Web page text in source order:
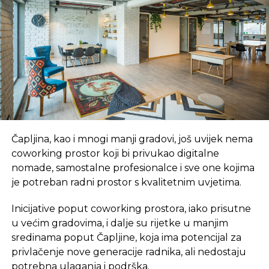
„Najveći deo kampanje Rajanera sprovodi se putem
i-mejla, baze klijenata, kojima se preporučuje da
glasaju za ostanak, jer smo duboko ubijeđeni da je
u najboljem interesu Velike Britanije da ostane u
SLIČNE TEME:
SLEDEĆI
Agencija IGA suočena sa višemilionskim
tužbama
NE PROPUSTITE
Privrednici iz BiH na sajmu poljoprivrede u
Novom Sadu
Čapljina, kao i mnogi manji gradovi, još uvijek nema
coworking prostor koji bi privukao digitalne
nomade, samostalne profesionalce i sve one kojima
je potreban radni prostor s kvalitetnim uvjetima.
Inicijative poput coworking prostora, iako prisutne
u većim gradovima, i dalje su rijetke u manjim
sredinama poput Čapljine, koja ima potencijal za
privlačenje nove generacije radnika, ali nedostaju
potrebna ulaganja i podrška.